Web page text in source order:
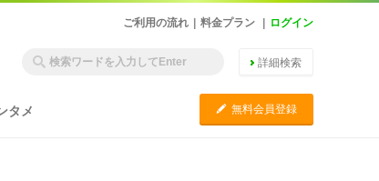
ご利用の流れ 料金プラン ログイン
詳細検索
タメ C 無料会員登録